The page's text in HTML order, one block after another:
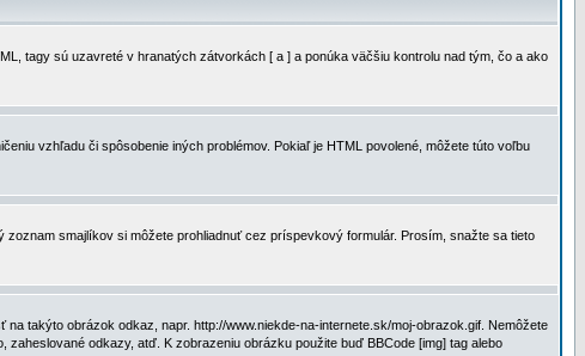
tagy sú uzavreté v hranatých zátvorkách [ a ] a ponúka väčšiu kontrolu nad tým, čo a ako
vzhľadu či spôsobenie iných problémov. Pokiaľ je HTML povolené, môžete túto voľbu
smajlíkov si môžete prohliadnuť cez príspevkový formulár. Prosím, snažte sa tieto
takýto obrázok odkaz, napr. http://www.niekde-na-internete.sk/moj-obrazok.gif. Nemôžete
odkazy, atď. K zobrazeniu obrázku použite buď BBCode [img] tag alebo